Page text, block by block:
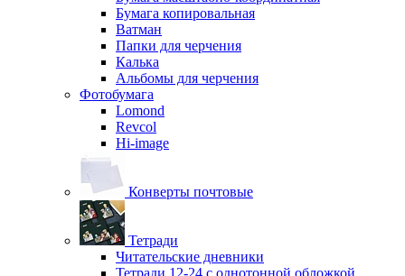
Бумага копировальная
Ватман
Папки для черчения
Калька
Альбомы для черчения
Фотобумага
Lomond
Revcol
Hi-image
Конверты почтовые
Тетради
Читательские дневники
Тетради 12-24 с однотонной обложкой